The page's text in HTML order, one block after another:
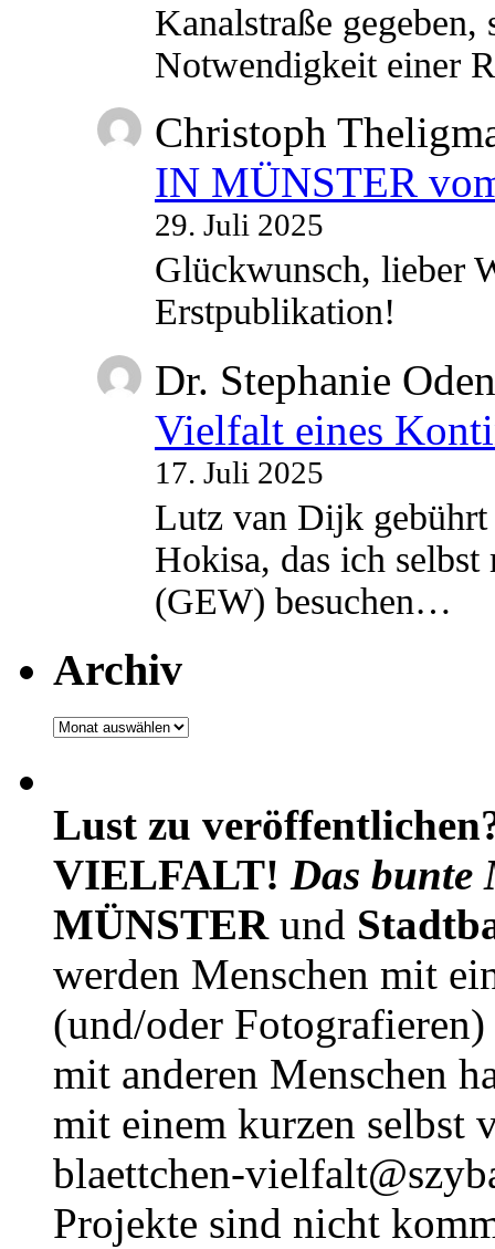
Kanalstraße
Notwendigkeit einer
Christoph
IN MÜNSTER
29. Juli 2025
Glückwunsch, lieber
Erstpublikation!
Dr. Stephanie
Vielfalt eines
17. Juli 2025
Lutz van Dijk
Hokisa, das ich
(GEW) besuchen…
Archiv
Archiv
Lust zu
VIELFALT! Das bunte
MÜNSTERund
werden Menschen mit
(und/oder
mit anderen Menschen
mit einem kurzen selbst
blaettchen-
Projekte sind nicht